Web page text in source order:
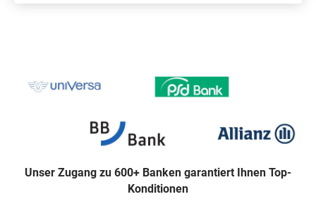
Unser Zugang zu 600+ Banken garantiert Ihnen Top-
Konditionen